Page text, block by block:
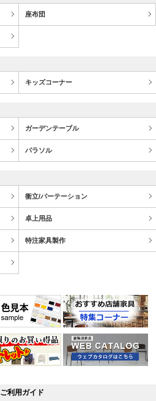
座布団
キッズコーナー
ガーデンテーブル
パラソル
衝立/パーテーション
卓上用品
特注家具製作
ご利用ガイド